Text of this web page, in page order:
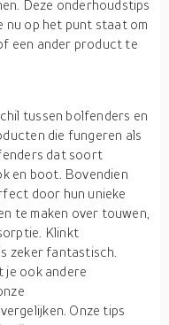
Deze onderhoudstips
op het punt staat om
een ander product te
tussen bolfenders en
die fungeren als
dat soort
en boot. Bovendien
door hun unieke
te maken over touwen,
Klinkt
zeker fantastisch.
je ook andere
Onze tips